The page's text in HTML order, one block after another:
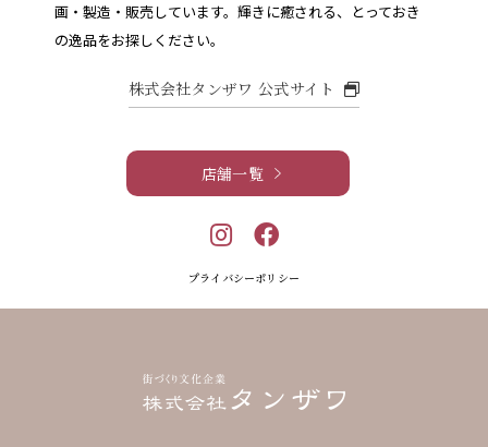
画・製造・販売しています。 輝きに癒される、とっておき
の逸品をお探しください。
株式会社タンザワ 公式サイト
店舗一覧
プライバシーポリシー